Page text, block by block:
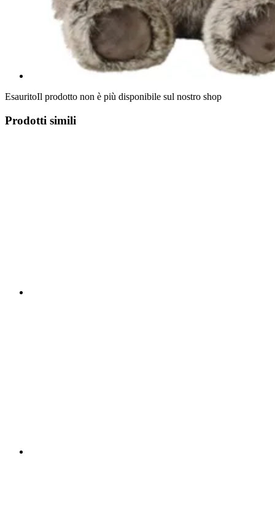
EsauritoIl prodotto non è più disponibile sul nostro shop
Prodotti simili